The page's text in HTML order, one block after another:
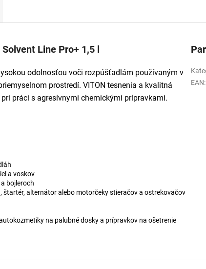
Line Pro+ 1,5 l
odolnosťou voči rozpúšťadlám používaným v
prostredí. VITON tesnenia a kvalitná
práci s agresívnymi chemickými prípravkami.
a voskov
bojleroch
štartér, alternátor alebo motorčeky stieračov a ostrekovačov
na palubné dosky a prípravkov na ošetrenie
EAN: